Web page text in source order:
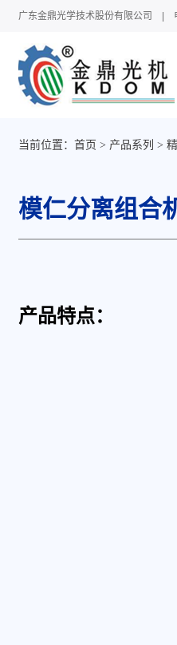
广东金鼎光学技术股份有限公司 |
当前位置： 首页 产品系列
模仁分离组合
产品特点：